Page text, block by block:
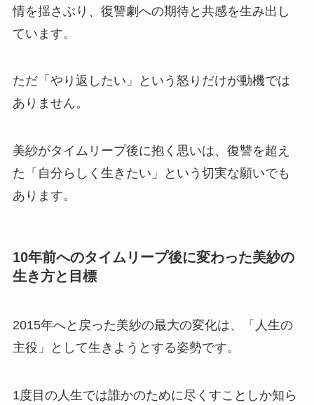
情を揺さぶり、復讐劇への期待と共感を生み出し
ています。
ただ「やり返したい」という怒りだけが動機では
ありません。
美紗がタイムリープ後に抱く思いは、復讐を超え
た「自分らしく生きたい」という切実な願いでも
あります。
10年前へのタイムリープ後に変わった美紗の
生き方と目標
2015年へと戻った美紗の最大の変化は、「人生の
主役」として生きようとする姿勢です。
1度目の人生では誰かのために尽くすことしか知ら